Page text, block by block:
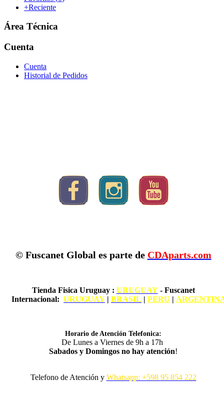
+Reciente
Área Técnica
Cuenta
Cuenta
Historial de Pedidos
© Fuscanet Global es parte de CDAparts.com
Tienda Fisica Uruguay: URUGUAY- Fuscanet
Internacional: URUGUAY | BRASIL | PERU |
Horario de Atención Telefonica:
De Lunes a Viernes de 9h a 17h
Sabados y Domingos no hay atención!
Telefono de Atención y Whatsapp: +598 95 854 222